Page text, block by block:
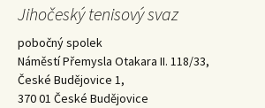
Jihočeský tenisový svaz
pobočný spolek
Náměstí Přemysla Otakara II. 118/33,
České Budějovice 1,
370 01 České Budějovice